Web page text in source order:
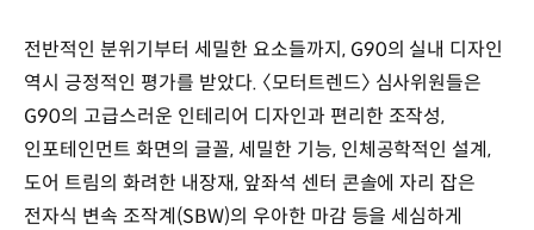
전반적인 분위기부터 세밀한 요소들까지, G90의 실내 디자인
역시 긍정적인 평가를 받았다. 〈모터트렌드〉 심사위원들은
G90의 고급스러운 인테리어 디자인과 편리한 조작성,
인포테인먼트 화면의 글꼴, 세밀한 기능, 인체공학적인 설계,
도어 트림의 화려한 내장재, 앞좌석 센터 콘솔에 자리 잡은
전자식 변속 조작계(SBW)의 우아한 마감 등을 세심하게